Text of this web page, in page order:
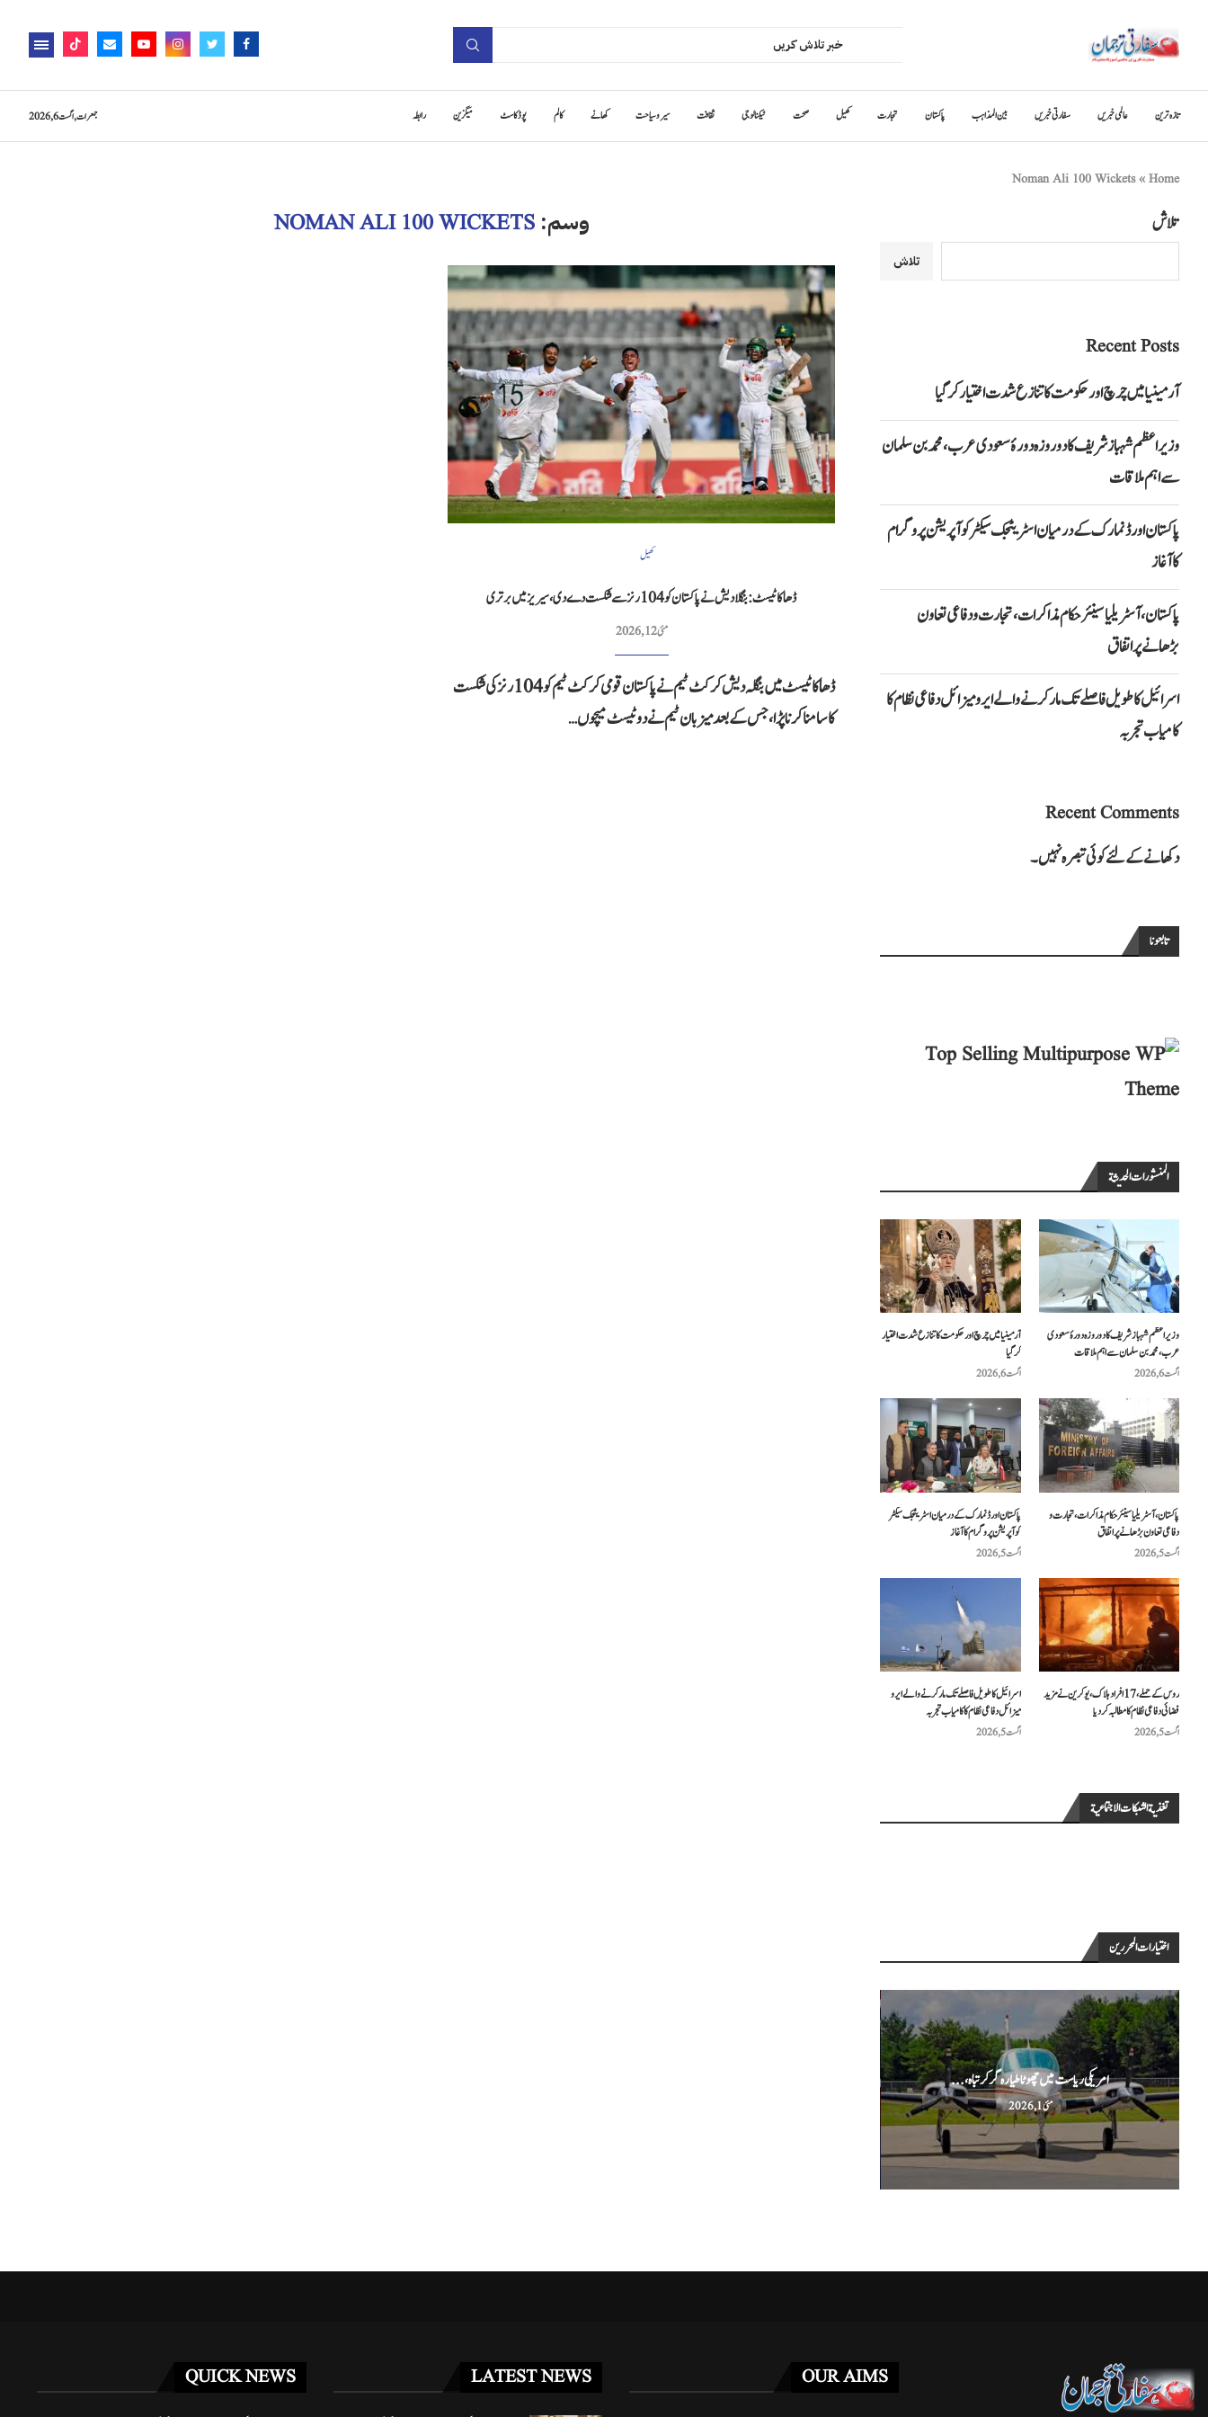
تازہ ترین عالمی خبریں سفارتی خبریں بین المذاہب پاکستان تجارت کھیل صحت ٹیکنالوجی ثقافت سیر و سیاحت کھانے کالم پوڈ کاسٹ میگزین رابطہ جمعرات, اگست 6, 2026
Home
»
Noman Ali 100 Wickets
وسم: NOMAN ALI 100 WICKETS
کھیل
ڈھاکا ٹیسٹ: بنگلادیش نے پاکستان کو 104 رنز سے شکست دے دی، سیریز میں برتری
مئی 12, 2026
ڈھاکا ٹیسٹ میں بنگلہ دیش کرکٹ ٹیم نے پاکستان قومی کرکٹ ٹیم کو 104 رنز کی شکست
کا سامنا کرنا پڑا، جس کے بعد میزبان ٹیم نے دو ٹیسٹ میچوں…
تلاش
تلاش
Recent Posts
آرمینیا میں چرچ اور حکومت کا تنازع شدت اختیار کر گیا
وزیراعظم شہباز شریف کا دو روزہ دورۂ سعودی عرب، محمد بن سلمان
سے اہم ملاقات
پاکستان اور ڈنمارک کے درمیان اسٹریٹجک سیکٹر کوآپریشن پروگرام
کا آغاز
پاکستان، آسٹریلیا سینئر حکام مذاکرات، تجارت و دفاعی تعاون
بڑھانے پر اتفاق
اسرائیل کا طویل فاصلے تک مار کرنے والے ایرو میزائل دفاعی نظام کا
کامیاب تجربہ
Recent Comments
دکھانے کے لئے کوئی تبصرہ نہیں۔
تابعونا
المنشورات الحديثة
آرمینیا میں چرچ اور حکومت کا تنازع شدت اختیار
کر گیا
اگست 6, 2026
وزیراعظم شہباز شریف کا دو روزہ دورۂ سعودی
عرب، محمد بن سلمان سے اہم ملاقات
اگست 6, 2026
پاکستان اور ڈنمارک کے درمیان اسٹریٹجک سیکٹر
کوآپریشن پروگرام کا آغاز
اگست 5, 2026
پاکستان، آسٹریلیا سینئر حکام مذاکرات، تجارت و
دفاعی تعاون بڑھانے پر اتفاق
اگست 5, 2026
اسرائیل کا طویل فاصلے تک مار کرنے والے ایرو
میزائل دفاعی نظام کا کامیاب تجربہ
اگست 5, 2026
روس کے حملے، 17 افراد ہلاک، یوکرین نے مزید
فضائی دفاعی نظام کا مطالبہ کر دیا
اگست 5, 2026
تغذية الشبكات الاجتماعية
اختيارات المحررين
امریکی ریاست میں چھوٹا طیارہ گر کر تباہ،...
مئی 1, 2026
OUR AIMS
LATEST NEWS
QUICK NEWS